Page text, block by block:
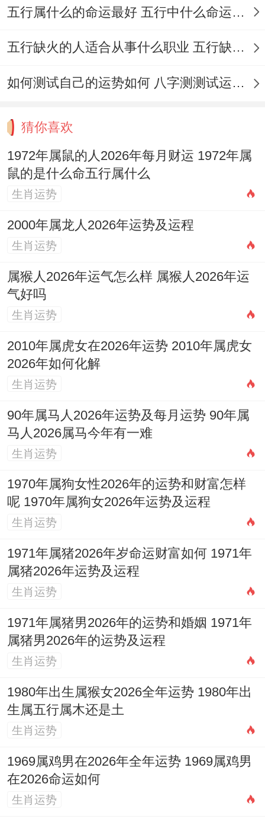
当老实讲,统婚嫁中有许多禁忌需新人以及家
需尽量避开岁破方（正北）合三煞方（正
北）进行重要活动，就像迎亲路线应尽量减
在这事儿得这么看。娘出门，入门的方向也
需选择吉方，避免凶方！部分例外日期也需
谨慎选择，如农历的初三、初七、十三、十
八、廿二、廿七等日，旧称「三娘煞」日,相
传月老不为三娘牵红线，使其不能出嫁，故
这些日子基于避讳而不宜结婚.
婚床的安置亦大有讲究,其方位不宜压于梁
下。不宜对着房门、厕所或镜子 床头最佳靠
实墙,期待婚姻稳固，这些布置都需结合当年
吉凶方位来调整。
择吉同筹备注意事项
第一步，后续筹备同样得精心规划...吉日确
定后，最是热门公休假日或传统黄道吉日、
务必尽早预订婚宴酒店、礼仪服务等，优质
条件 往往紧俏，提前一年以上预订是明智之
举.
更为个性化的测算,因为通用吉日未必完全适
合每一对新人若能依据五行生克选择弥补双
若家族中近期有丧事，需遵传统守孝之期;避
免在此期间举办喜庆活动.婚礼当日流程、如
在吉日基础上选择当日吉时进行，以求圆
满。
婚姻之美满、固然需良辰吉日之
auspicious、开端，然其根本。仍在于夫妻
二人日后之同心同德，相敬如宾、相互扶
五行属什么的命运最好 五行中什么命运势旺盛
五行缺火的人适合从事什么职业 五行缺火的人适合从事的职业有哪些
如何测试自己的运势如何 八字测测试运运程
猜你喜欢
1972年属鼠的人2026年每月财运 1972年属
鼠的是什么命五行属什么
生肖运势
2000年属龙人2026年运势及运程
生肖运势
属猴人2026年运气怎么样 属猴人2026年运
气好吗
生肖运势
2010年属虎女在2026年运势 2010年属虎女
2026年如何化解
生肖运势
90年属马人2026年运势及每月运势 90年属
马人2026属马今年有一难
生肖运势
1970年属狗女性2026年的运势和财富怎样
呢 1970年属狗女2026年运势及运程
生肖运势
1971年属猪2026年岁命运财富如何 1971年
属猪2026年运势及运程
生肖运势
1971年属猪男2026年的运势和婚姻 1971年
属猪男2026年的运势及运程
生肖运势
1980年出生属猴女2026全年运势 1980年出
生属五行属木还是土
生肖运势
1969属鸡男在2026年全年运势 1969属鸡男
在2026命运如何
生肖运势